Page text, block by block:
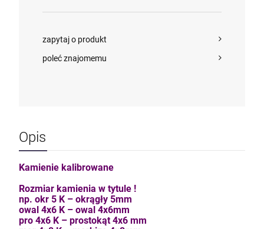
zapytaj o produkt
poleć znajomemu
Opis
Kamienie kalibrowane
Rozmiar kamienia w tytule !
np. okr 5 K – okrągły 5mm
owal 4x6 K – owal 4x6mm
pro 4x6 K – prostokąt 4x6 mm